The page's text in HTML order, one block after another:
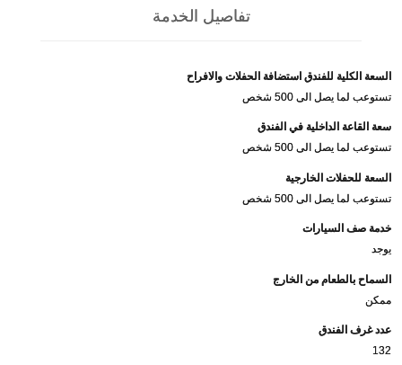
تفاصيل الخدمة
السعة الكلية للفندق استضافة الحفلات والافراح
تستوعب لما يصل الى 500 شخص
سعة القاعة الداخلية في الفندق
تستوعب لما يصل الى 500 شخص
السعة للحفلات الخارجية
تستوعب لما يصل الى 500 شخص
خدمة صف السيارات
يوجد
السماح بالطعام من الخارج
ممكن
عدد غرف الفندق
132